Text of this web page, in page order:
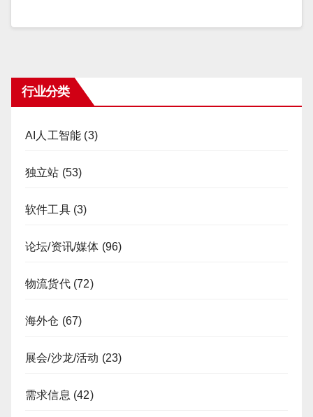
行业分类
AI人工智能 (3)
独立站 (53)
软件工具(3)
论坛/资讯/媒体 (96)
物流货代(72)
海外仓 (67)
展会/沙龙/活动 (23)
需求信息 (42)